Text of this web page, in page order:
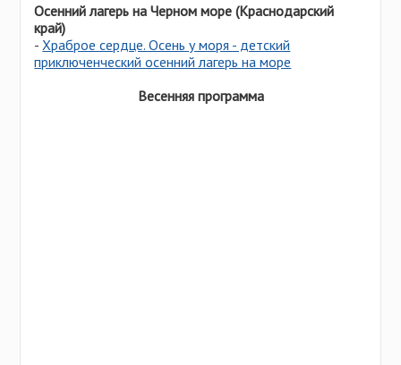
Осенний лагерь на Черном море (Краснодарский
край)
- Храброе сердце. Осень у моря - детский
приключенческий осенний лагерь на море
Весенняя программа